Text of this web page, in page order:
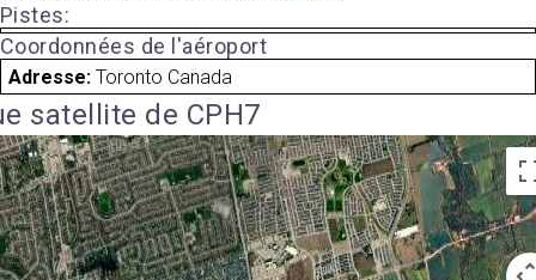
Pistes:
Coordonnées de l'aéroport
Adresse: Toronto Canada
satellite de CPH7